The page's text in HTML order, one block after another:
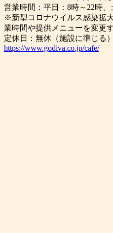
営業時間：平日：8時～22時、
※新型コロナウイルス感染拡
業時間や提供メニューを変更
定休日：無休（施設に準じる）
https://www.godiva.co.jp/cafe/